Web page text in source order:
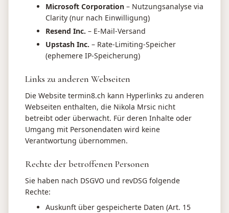
Microsoft Corporation – Nutzungsanalyse via
Clarity (nur nach Einwilligung)
Resend Inc. – E-Mail-Versand
Upstash Inc. – Rate-Limiting-Speicher
(ephemere IP-Speicherung)
Links zu anderen Webseiten
Die Website termin8.ch kann Hyperlinks zu anderen
Webseiten enthalten, die Nikola Mrsic nicht
betreibt oder überwacht. Für deren Inhalte oder
Umgang mit Personendaten wird keine
Verantwortung übernommen.
Rechte der betroffenen Personen
Sie haben nach DSGVO und revDSG folgende
Rechte:
Auskunft über gespeicherte Daten (Art. 15